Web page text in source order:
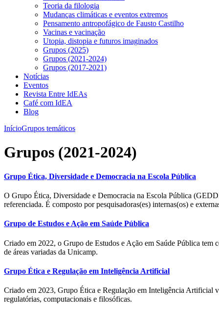
Teoria da filologia
Mudanças climáticas e eventos extremos
Pensamento antropofágico de Fausto Castilho
Vacinas e vacinação
Utopia, distopia e futuros imaginados
Grupos (2025)
Grupos (2021-2024)
Grupos (2017-2021)
Notícias
Eventos
Revista Entre IdEAs
Café com IdEA
Blog
InícioGrupos temáticos
Grupos (2021-2024)
Grupo Ética, Diversidade e Democracia na Escola Pública
O Grupo Ética, Diversidade e Democracia na Escola Pública
referenciada. É composto por pesquisadoras(es) internas(os) e
Grupo de Estudos e Ação em Saúde Pública
Criado em 2022, o Grupo de Estudos e Ação em Saúde Pública tem
de áreas variadas da Unicamp.
Grupo Ética e Regulação em Inteligência Artificial
Criado em 2023, Grupo Ética e Regulação em Inteligência Artificial
regulatórias, computacionais e filosóficas.